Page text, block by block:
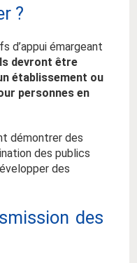
?
d’appui émargeant
devront être
établissement ou
personnes en
démontrer des
des publics
des
des